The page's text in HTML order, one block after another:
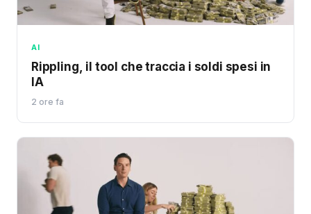
AI
Rippling, il tool che traccia i soldi spesi in
IA
2 ore fa